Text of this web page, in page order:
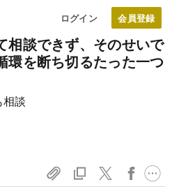
ログイン
相談できず、そのせいで
環を断ち切るたった一つ
談